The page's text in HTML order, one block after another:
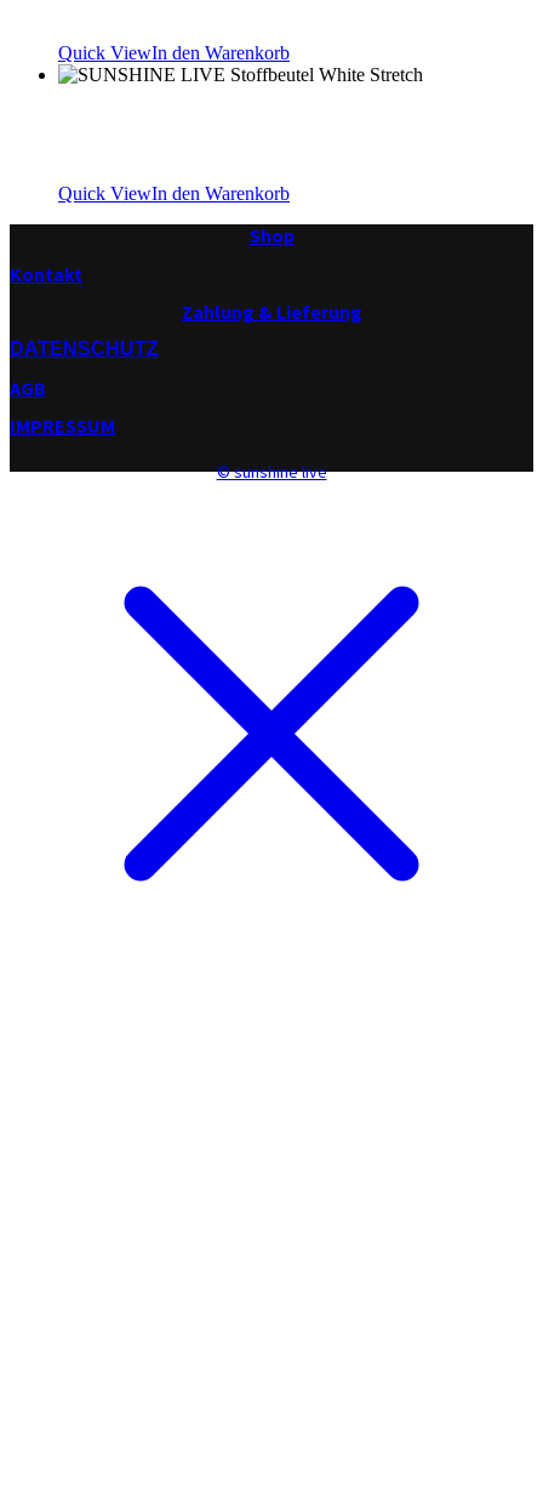
Quick ViewIn den Warenkorb
Quick ViewIn den Warenkorb
Shop
Kontakt
Zahlung & Lieferung
DATENSCHUTZ
AGB
IMPRESSUM
© sunshine live